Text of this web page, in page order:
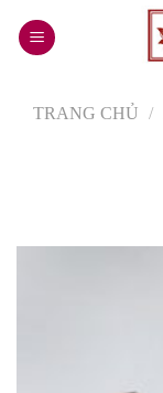
TRANG CHỦ /